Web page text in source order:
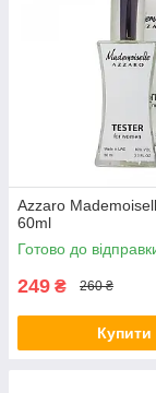
Azzaro
60ml
Готово до
249 ₴ 260 ₴
Купити